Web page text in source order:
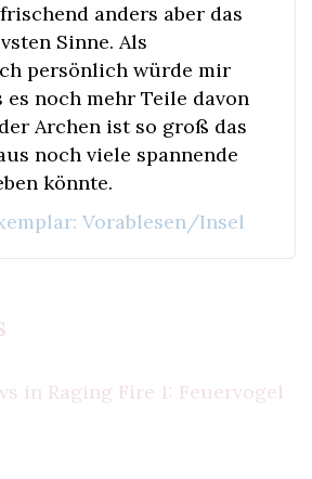
anders aber das
Sinne. Als
persönlich würde mir
es noch mehr Teile davon
Archen ist so groß das
noch viele spannende
könnte.
Vorablesen/Insel
in Raging Fire 1: Feuervogel